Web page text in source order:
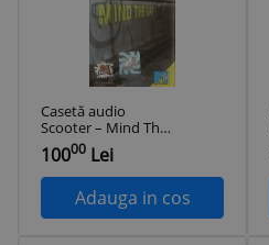
Casetă audio
Scooter ‎– Mind The
Gap, originală,
sigilată
10000 Lei
Adauga in cos